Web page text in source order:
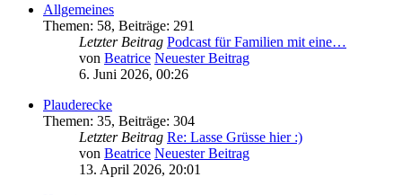
Allgemeines
Themen: 58, Beiträge: 291
Letzter Beitrag Podcast für Familien mit eine…
von Beatrice Neuester Beitrag
6. Juni 2026, 00:26
Plauderecke
Themen: 35, Beiträge: 304
Letzter Beitrag Re: Lasse Grüsse hier :)
von Beatrice Neuester Beitrag
13. April 2026, 20:01